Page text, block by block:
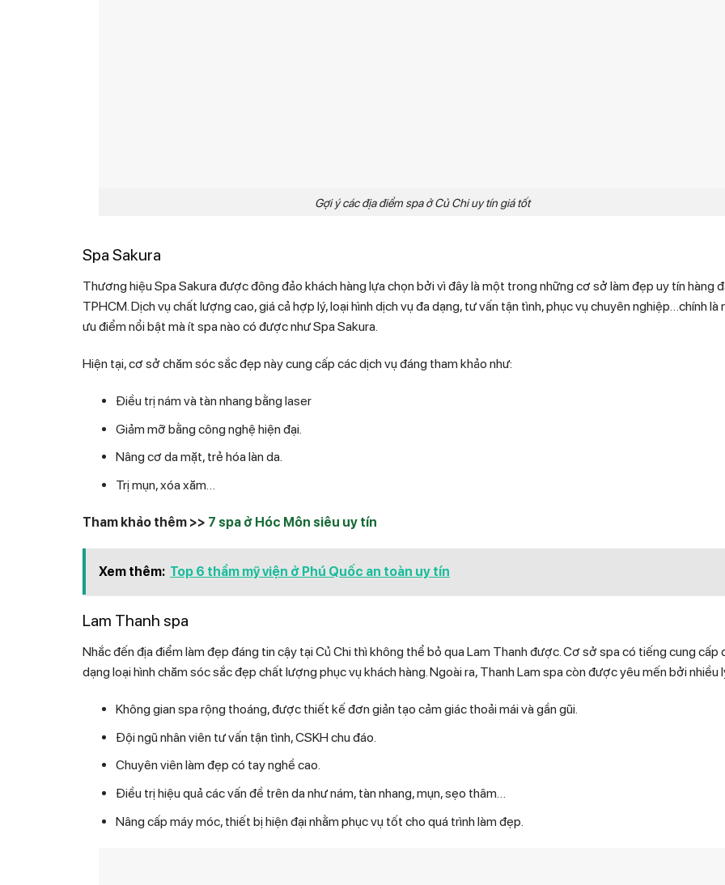
Gợi ý các địa điểm spa ở Củ Chi uy tín giá tốt
Spa Sakura
Thương hiệu Spa Sakura được đông đảo khách hàng lựa chọn bởi vì đây là một trong những cơ sở làm đẹp uy tín hàng
TPHCM. Dịch vụ chất lượng cao, giá cả hợp lý, loại hình dịch vụ đa dạng, tư vấn tận tình, phục vụ chuyên nghiệp…chính là
ưu điểm nổi bật mà ít spa nào có được như Spa Sakura.
Hiện tại, cơ sở chăm sóc sắc đẹp này cung cấp các dịch vụ đáng tham khảo như:
Điều trị nám và tàn nhang bằng laser
Giảm mỡ bằng công nghệ hiện đại.
Nâng cơ da mặt, trẻ hóa làn da.
Trị mụn, xóa xăm…
Tham khảo thêm >> 7 spa ở Hóc Môn siêu uy tín
Xem thêm: Top 6 thẩm mỹ viện ở Phú Quốc an toàn uy tín
Lam Thanh spa
Nhắc đến địa điểm làm đẹp đáng tin cậy tại Củ Chi thì không thể bỏ qua Lam Thanh được. Cơ sở spa có tiếng cung cấp
dạng loại hình chăm sóc sắc đẹp chất lượng phục vụ khách hàng. Ngoài ra, Thanh Lam spa còn được yêu mến bởi nhiều
Không gian spa rộng thoáng, được thiết kế đơn giản tạo cảm giác thoải mái và gần gũi.
Đội ngũ nhân viên tư vấn tận tình, CSKH chu đáo.
Chuyên viên làm đẹp có tay nghề cao.
Điều trị hiệu quả các vấn đề trên da như nám, tàn nhang, mụn, sẹo thâm…
Nâng cấp máy móc, thiết bị hiện đại nhằm phục vụ tốt cho quá trình làm đẹp.